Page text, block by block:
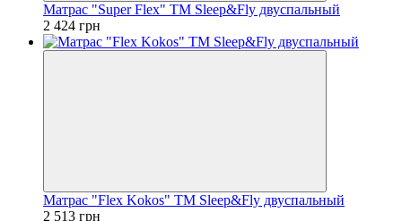
Матрас "Super Flex" ТМ Sleep&Fly двуспальный
2 424 грн
Матрас "Flex Kokos" ТМ Sleep&Fly двуспальный
2 513 грн